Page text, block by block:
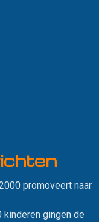
promoveert naar
kinderen gingen de